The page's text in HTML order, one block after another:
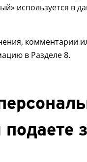
используется в
комментарии
в Разделе 8.